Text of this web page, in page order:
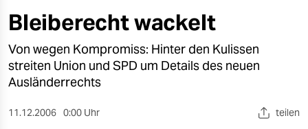
öko
gesellschaft
kultur
sport
Bleiberecht wackelt
Von wegen Kompromiss: Hinter den Kulissen
streiten Union und SPD um Details des neuen
Ausländerrechts
11.12.2006 0:00 Uhr teilen